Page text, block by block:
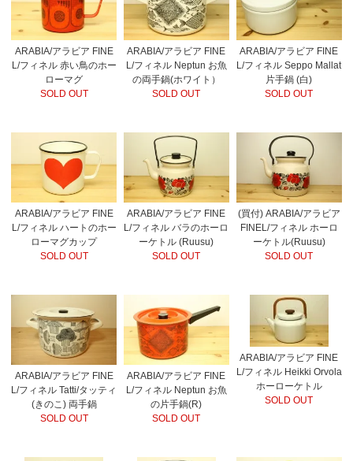
ARABIA/アラビア FINE
L/フィネル 赤い鳥のホー
ローマグ
SOLD OUT
ARABIA/アラビア FINE
L/フィネル Neptun お魚
の両手鍋(ホワイト）
SOLD OUT
ARABIA/アラビア FINE
L/フィネル Seppo Mallat
片手鍋 (白)
SOLD OUT
ARABIA/アラビア FINE
L/フィネル ハートのホー
ローマグカップ
SOLD OUT
ARABIA/アラビア FINE
L/フィネル バラのホーロ
ーケトル (Ruusu)
SOLD OUT
(買付) ARABIA/アラビア
FINEL/フィネル ホーロ
ーケトル(Ruusu)
SOLD OUT
ARABIA/アラビア FINE
L/フィネル Tatti/タッティ
(きのこ) 両手鍋
SOLD OUT
ARABIA/アラビア FINE
L/フィネル Neptun お魚
の片手鍋(R)
SOLD OUT
ARABIA/アラビア FINE
L/フィネル Heikki Orvola
ホーローケトル
SOLD OUT